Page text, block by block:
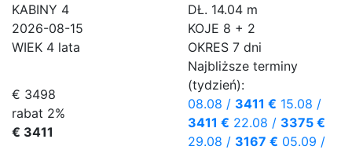
KABINY 4 DŁ. 14.04 m
2026-08-15
KOJE 8 + 2
WIEK 4 lata OKRES 7 dni
€ 3498
rabat 2%
€ 3411
Najbliższe terminy
(tydzień):
08.08 / 3411 € 15.08 /
3411 € 22.08 / 3375 €
29.08 / 3167 € 05.09 /